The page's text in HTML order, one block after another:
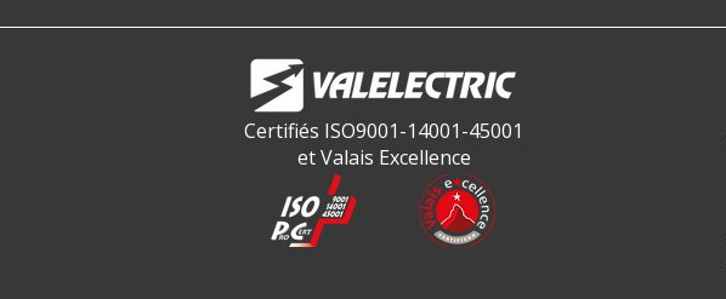
Certifiés ISO9001-14001-45001
et Valais Excellence